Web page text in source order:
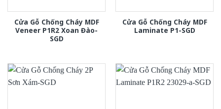
Cửa Gỗ Chống Cháy MDF
Veneer P1R2 Xoan Đào-
SGD
Cửa Gỗ Chống Cháy MDF
Laminate P1-SGD